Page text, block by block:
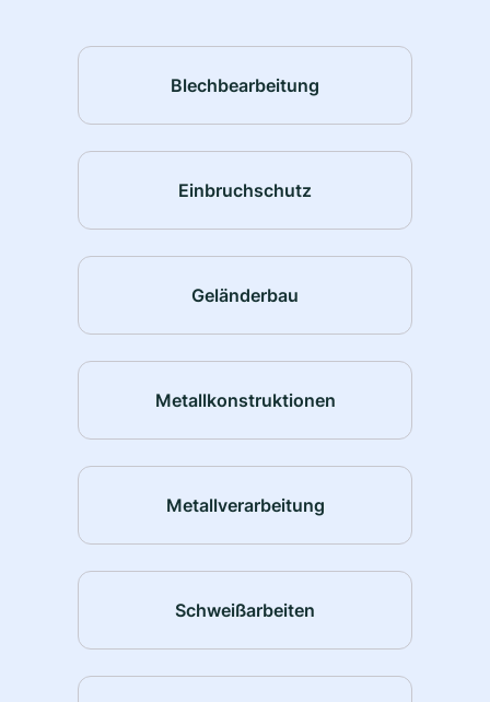
Blechbearbeitung
Einbruchschutz
Geländerbau
Metallkonstruktionen
Metallverarbeitung
Schweißarbeiten